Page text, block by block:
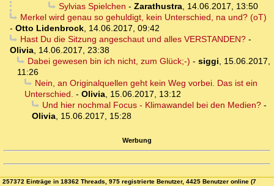
Sylvias Spielchen - Zarathustra, 14.06.2017, 13:50
Merkel wird genau so gehuldigt, kein Unterschied, na und? (oT)
- Otto Lidenbrock, 14.06.2017, 09:42
Hast Du die Sitzung angeschaut und alles VERSTANDEN?-
Olivia, 14.06.2017, 23:38
Dabei gewesen bin ich nicht, zum Glück;-) - siggi, 15.06.2017,
11:26
Nein, an Originalquellen geht kein Weg vorbei. Das ist ein
Unterschied. - Olivia, 15.06.2017, 13:12
Und hier nochmal Focus - Klimawandel bei den Medien?-
Olivia, 15.06.2017, 15:28
Werbung
257372 Einträge in 18362 Threads, 975 registrierte Benutzer, 4425 Benutzer online (7